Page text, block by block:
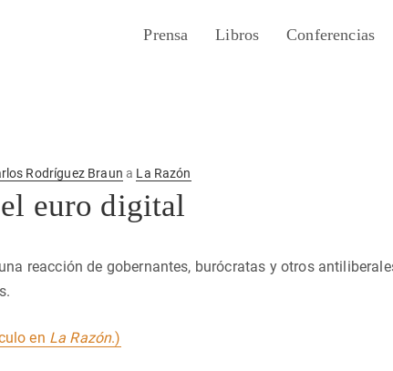
Prensa Libros Conferencias
Rodríguez Braun a La Razón
euro digital
reacción de gobernantes, burócratas y otros
en La Razón.)